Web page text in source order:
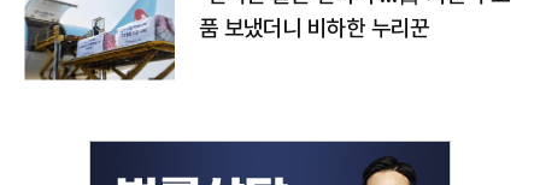
품 보냈더니 비하한 누리꾼